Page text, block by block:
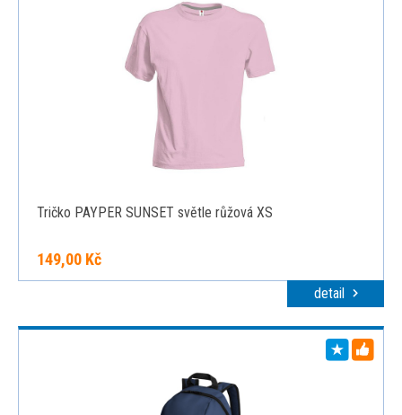
Tričko PAYPER SUNSET světle růžová XS
149,00 Kč
detail